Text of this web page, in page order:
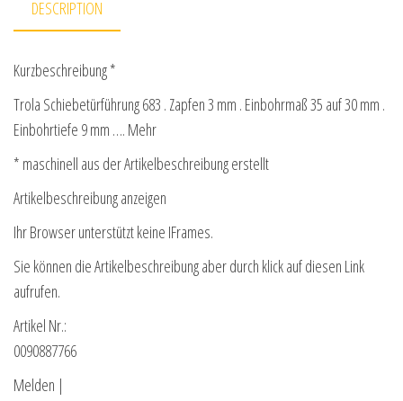
DESCRIPTION
Kurzbeschreibung *
Trola Schiebetürführung 683 . Zapfen 3 mm . Einbohrmaß 35 auf 30 mm .
Einbohrtiefe 9 mm …. Mehr
* maschinell aus der Artikelbeschreibung erstellt
Artikelbeschreibung anzeigen
Ihr Browser unterstützt keine IFrames.
Sie können die Artikelbeschreibung aber durch klick auf diesen Link
aufrufen.
Artikel Nr.:
0090887766
Melden |